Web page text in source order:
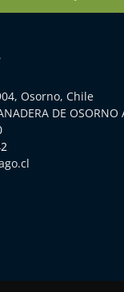
Osorno, Chile
DE OSORNO